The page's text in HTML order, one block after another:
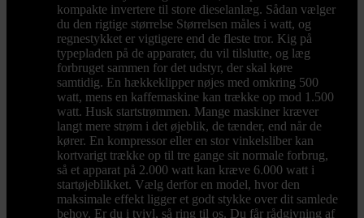
kompakte invertere til store dieselanlæg. Sådan vælger
du den rigtige størrelse Størrelsen måles i watt, og
regnestykket er vigtigere end de fleste tror. Kig på
typepladen på de apparater, du vil tilslutte, og læg
forbruget sammen for det udstyr, der skal køre
samtidig. En hækkeklipper nøjes med omkring 500
watt, mens en kaffemaskine kan trække op mod 1.500
watt. Husk startstrømmen. Mange maskiner kræver
langt mere strøm i det øjeblik, de tænder, end når de
kører. En kompressor eller en stor vinkelsliber kan
kortvarigt trække op til tre gange sit normale forbrug,
så et apparat på 2.000 watt kan kræve 6.000 watt i
startøjeblikket. Vælg derfor en model, hvor den
maksimale effekt ligger et godt stykke over dit samlede
behov. Er du i tvivl, så ring til os. Du får rådgivning af